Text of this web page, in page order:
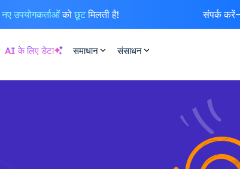
नए उपयोगकर्ताओंको छूटमिलती है! संपर्क करें
AI के लिए डेटा समाधान संसाधन